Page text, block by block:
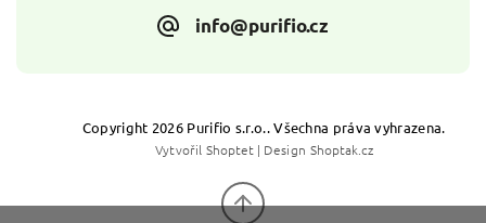
info@purifio.cz
Copyright 2026 Purifio s.r.o.. Všechna práva vyhrazena.
Vytvořil Shoptet| Design Shoptak.cz